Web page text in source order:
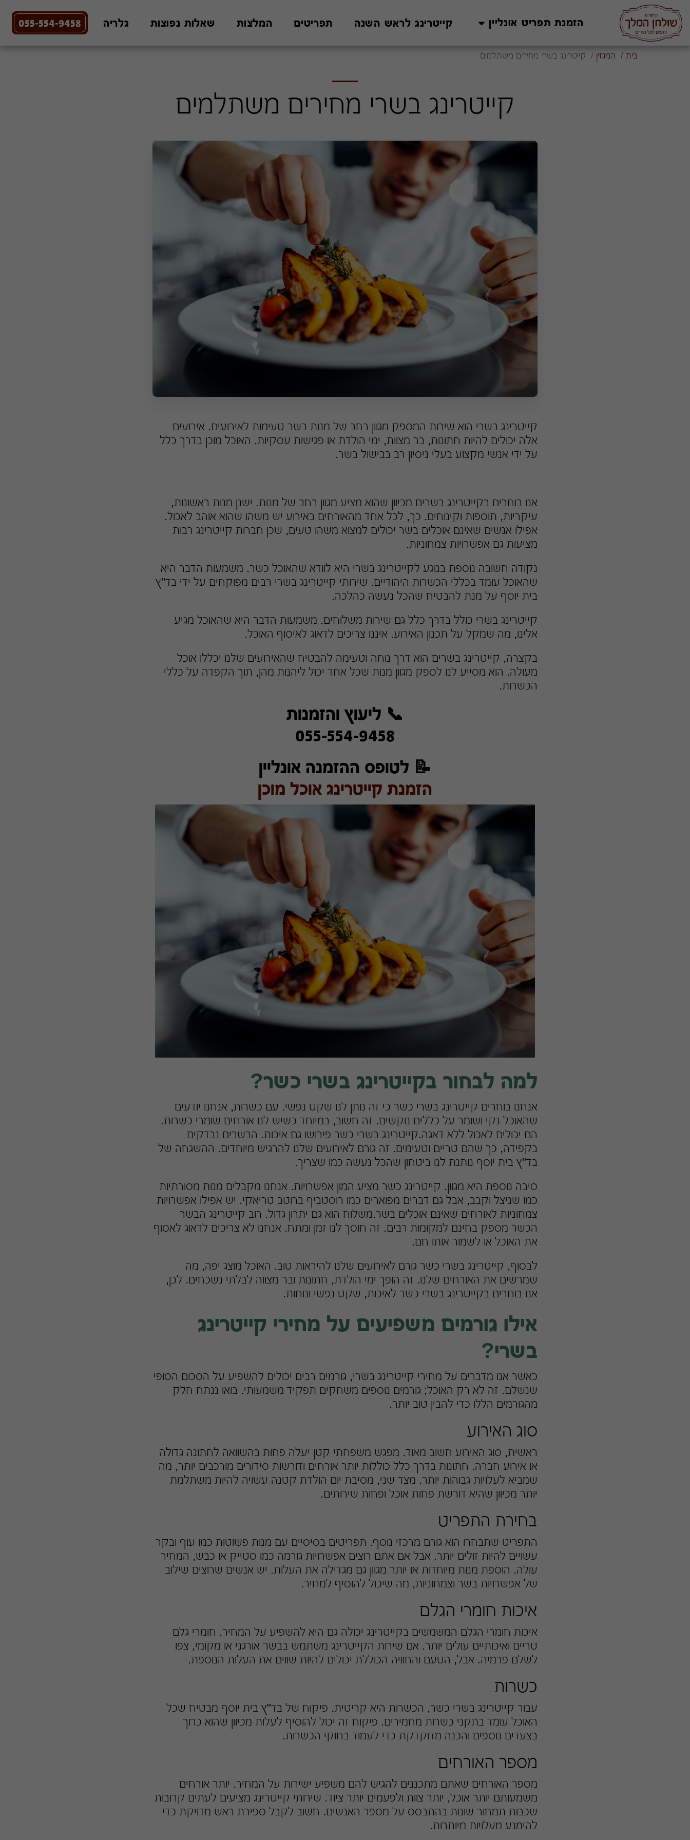
הזמנת תפריט אונליין קייטרינג לראש השנה תפריטים המלצות שאלות נפוצות גלריה 055-554-9458
בית המגזין קייטרינג בשרי מחירים משתלמים
קייטרינג בשרי מחירים משתלמים
קייטרינג בשרי הוא שירות המספק מגוון רחב של מנות בשר טעימות לאירועים. אירועים
אלה יכולים להיות חתונות, בר מצוות, ימי הולדת או פגישות עסקיות. האוכל מוכן בדרך כלל
על ידי אנשי מקצוע בעלי ניסיון רב בבישול בשר.
אנו בוחרים בקייטרינג בשרים מכיוון שהוא מציע מגוון רחב של מנות. ישנן מנות ראשונות,
עיקריות, תוספות וקינוחים. כך, לכל אחד מהאורחים באירוע יש משהו שהוא אוהב לאכול.
אפילו אנשים שאינם אוכלים בשר יכולים למצוא משהו טעים, שכן חברות קייטרינג רבות
מציעות גם אפשרויות צמחוניות.
נקודה חשובה נוספת בנוגע לקייטרינג בשרי היא לוודא שהאוכל כשר. משמעות הדבר היא
שהאוכל עומד בכללי הכשרות היהודיים. שירותי קייטרינג בשרי רבים מפוקחים על ידי בד"ץ
בית יוסף על מנת להבטיח שהכל נעשה כהלכה.
קייטרינג בשרי כולל בדרך כלל גם שירות משלוחים. משמעות הדבר היא שהאוכל מגיע
אלינו, מה שמקל על תכנון האירוע. איננו צריכים לדאוג לאיסוף האוכל.
בקצרה, קייטרינג בשרים הוא דרך נוחה וטעימה להבטיח שהאירועים שלנו יכללו אוכל
מעולה. הוא מסייע לנו לספק מגוון מנות שכל אחד יכול ליהנות מהן, תוך הקפדה על כללי
הכשרות.
📞 ליעוץ והזמנות
055-554-9458
📝 לטופס ההזמנה אונליין
הזמנת קייטרינג אוכל מוכן
למה לבחור בקייטרינג בשרי כשר?
אנחנו בוחרים קייטרינג בשרי כשר כי זה נותן לנו שקט נפשי. עם כשרות, אנחנו יודעים
שהאוכל נקי ושומר על כללים נוקשים. זה חשוב, במיוחד כשיש לנו אורחים שומרי כשרות.
הם יכולים לאכול ללא דאגה.קייטרינג בשרי כשר פירושו גם איכות. הבשרים נבדקים
בקפידה, כך שהם טריים וטעימים. זה גורם לאירועים שלנו להרגיש מיוחדים. ההשגחה של
בד"ץ בית יוסף נותנת לנו ביטחון שהכל נעשה כמו שצריך.
סיבה נוספת היא מגוון. קייטרינג כשר מציע המון אפשרויות. אנחנו מקבלים מנות מסורתיות
כמו שניצל וקבב, אבל גם דברים מפוארים כמו רוסטביף ברוטב טריאקי. יש אפילו אפשרויות
צמחוניות לאורחים שאינם אוכלים בשר.משלוח הוא גם יתרון גדול. רוב קייטרינג הבשר
הכשר מספק בחינם למקומות רבים. זה חוסך לנו זמן ומתח. אנחנו לא צריכים לדאוג לאסוף
את האוכל או לשמור אותו חם.
לבסוף, קייטרינג בשרי כשר גורם לאירועים שלנו להיראות טוב. האוכל מוצג יפה, מה
שמרשים את האורחים שלנו. זה הופך ימי הולדת, חתונות ובר מצווה לבלתי נשכחים. לכן,
אנו בוחרים בקייטרינג בשרי כשר לאיכות, שקט נפשי ונוחות.
אילו גורמים משפיעים על מחירי קייטרינג
בשרי?
כאשר אנו מדברים על מחירי קייטרינג בשרי, גורמים רבים יכולים להשפיע על הסכום הסופי
שנשלם. זה לא רק האוכל; גורמים נוספים משחקים תפקיד משמעותי. בואו ננתח חלק
מהגורמים הללו כדי להבין טוב יותר.
סוג האירוע
ראשית, סוג האירוע חשוב מאוד. מפגש משפחתי קטן יעלה פחות בהשוואה לחתונה גדולה
או אירוע חברה. חתונות בדרך כלל כוללות יותר אורחים ודורשות סידורים מורכבים יותר, מה
שמביא לעלויות גבוהות יותר. מצד שני, מסיבת יום הולדת קטנה עשויה להיות משתלמת
יותר מכיוון שהיא דורשת פחות אוכל ופחות שירותים.
בחירת התפריט
התפריט שתבחרו הוא גורם מרכזי נוסף. תפריטים בסיסיים עם מנות פשוטות כמו עוף ובקר
עשויים להיות זולים יותר. אבל אם אתם רוצים אפשרויות גורמה כמו סטייק או כבש, המחיר
עולה. הוספת מנות מיוחדות או יותר מגוון גם מגדילה את העלות. יש אנשים שרוצים שילוב
של אפשרויות בשר וצמחוניות, מה שיכול להוסיף למחיר.
איכות חומרי הגלם
איכות חומרי הגלם המשמשים בקייטרינג יכולה גם היא להשפיע על המחיר. חומרי גלם
טריים ואיכותיים עולים יותר. אם שירות הקייטרינג משתמש בבשר אורגני או מקומי, צפו
לשלם פרמיה. אבל, הטעם והחוויה הכוללת יכולים להיות שווים את העלות הנוספת.
כשרות
עבור קייטרינג בשרי כשר, הכשרות היא קריטית. פיקוח של בד"ץ בית יוסף מבטיח שכל
האוכל עומד בתקני כשרות מחמירים. פיקוח זה יכול להוסיף לעלות מכיוון שהוא כרוך
בצעדים נוספים והכנה מדוקדקת כדי לעמוד בחוקי הכשרות.
מספר האורחים
מספר האורחים שאתם מתכננים להגיש להם משפיע ישירות על המחיר. יותר אורחים
משמעותם יותר אוכל, יותר צוות ולפעמים יותר ציוד. שירותי קייטרינג מציעים לעתים קרובות
שכבות תמחור שונות בהתבסס על מספר האנשים. חשוב לקבל ספירת ראש מדויקת כדי
להימנע מעלויות מיותרות.